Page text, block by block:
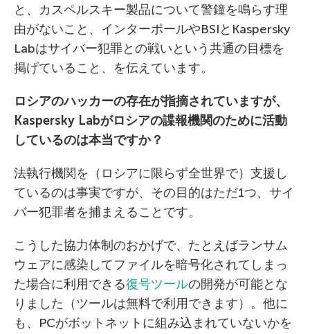
と、カスペルスキー製品について警鐘を鳴らす理
由がないこと、インターポールやBSIとKaspersky
Labはサイバー犯罪との戦いという共通の目標を
掲げていること、を伝えています。
ロシアのハッカーの存在が指摘されていますが、
Kaspersky Labがロシアの諜報機関のために活動
しているのは本当ですか？
法執行機関を（ロシアに限らず全世界で）支援し
ているのは事実ですが、その目的はただ1つ、サイ
バー犯罪者を捕まえることです。
こうした協力体制のおかげで、たとえばランサム
ウェアに感染してファイルを暗号化されてしまっ
た場合に利用できる復号ツールの開発が可能とな
りました（ツールは無料で利用できます）。他に
も、PCがボットネットに組み込まれていないかを